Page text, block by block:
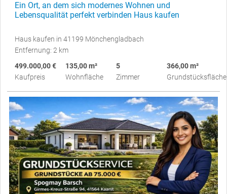
Ein Ort, an dem sich modernes Wohnen und
Lebensqualität perfekt verbinden Haus kaufen
Haus kaufen in 41199 Mönchengladbach
Entfernung: 2 km
499.000,00 €
Kaufpreis
135,00 m²
Wohnfläche
5
Zimmer
366,00 m²
Grundstücksfläche